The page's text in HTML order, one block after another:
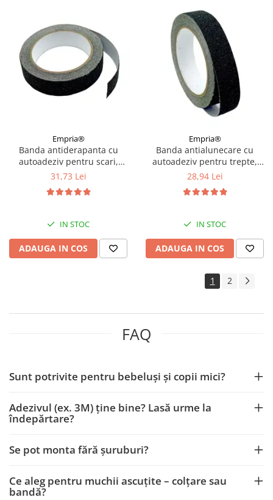
Empria®
Banda antiderapanta cu
autoadeziv pentru scari,
rezistenta la apa, PET, Diverse
31,73 Lei
IN STOC
ADAUGA IN COS
Empria®
Banda antialunecare cu
autoadeziv pentru trepte,
rezistenta la apa, PVC, Diverse
28,94 Lei
IN STOC
ADAUGA IN COS
1 2
FAQ
Sunt potrivite pentru bebeluși și copii mici?
Adezivul (ex. 3M) ține bine? Lasă urme la
îndepărtare?
Se pot monta fără șuruburi?
Ce aleg pentru muchii ascuțite – colțare sau
bandă?